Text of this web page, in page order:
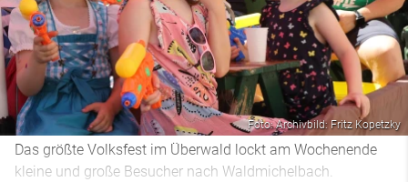
Foto: Archivbild: Fritz Kopetzky
Das größte Volksfest im Überwald lockt am Wochenende
kleine und große Besucher nach Waldmichelbach.